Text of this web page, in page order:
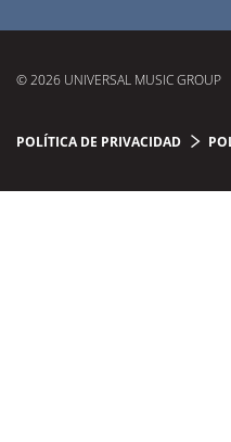
© 2026 UNIVERSAL MUSIC GROUP
POLÍTICA DE PRIVACIDAD